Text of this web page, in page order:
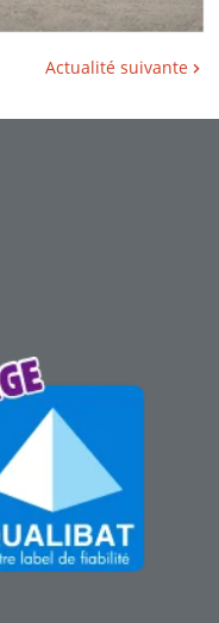
Actualité suivante